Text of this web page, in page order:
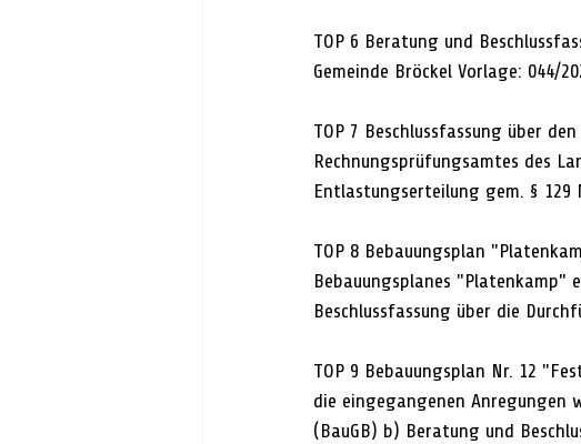
TOP 6 Beratung und
Gemeinde Bröckel Vorlage: 044/
TOP 7 Beschlussfassung über
Rechnungsprüfungsamtes des
Entlastungserteilung gem. § 129
TOP 8 Bebauungsplan
Bebauungsplanes "Platenkamp"
Beschlussfassung über die
TOP 9 Bebauungsplan Nr. 12
die eingegangenen Anregungen
(BauGB) b) Beratung und